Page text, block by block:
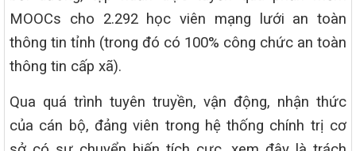
MOOCs cho 2.292 học viên mạng lưới an toàn
thông tin tỉnh (trong đó có 100% công chức an toàn
thông tin cấp xã).
Qua quá trình tuyên truyền, vận động, nhận thức
của cán bộ, đảng viên trong hệ thống chính trị cơ